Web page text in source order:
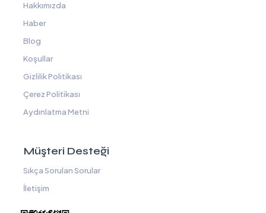
Hakkımızda
Haber
Blog
Koşullar
Gizlilik Politikası
Çerez Politikası
Aydınlatma Metni
Müşteri Desteği
Sıkça Sorulan Sorular
İletişim